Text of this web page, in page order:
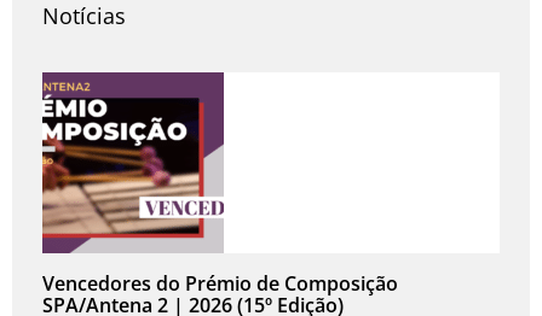
Notícias
Vencedores do Prémio de Composição
SPA/Antena 2 | 2026 (15º Edição)